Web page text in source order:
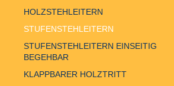
HOLZSTEHLEITERN
STUFENSTEHLEITERN
STUFENSTEHLEITERN EINSEITIG
BEGEHBAR
KLAPPBARER HOLZTRITT